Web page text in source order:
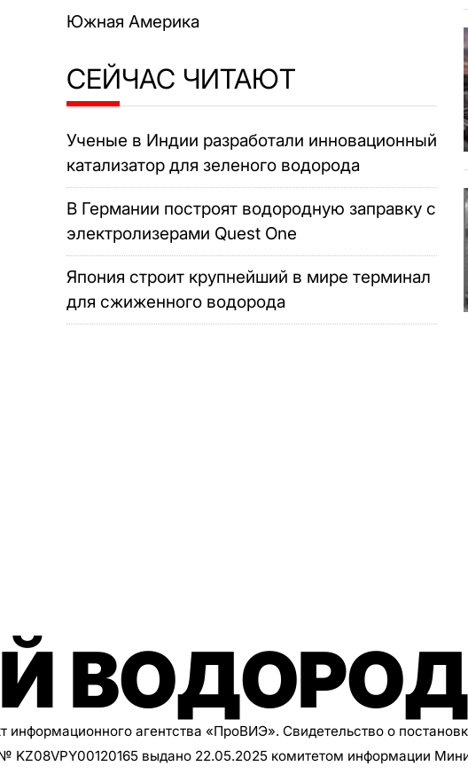
Южная Америка
СЕЙЧАС ЧИТАЮТ
Ученые в Индии разработали инновационный
катализатор для зеленого водорода
В Германии построят водородную заправку с
электролизерами Quest One
Япония строит крупнейший в мире терминал
для сжиженного водорода
ВОДОРОД
агентства «ПроВИЭ». Свидетельство о
KZ08VPY00120165 выдано 22.05.2025 комитетом информации